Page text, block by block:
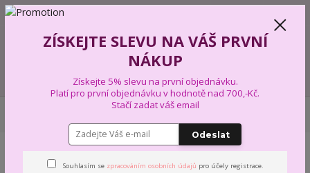
+420 739 574 103
0,00 Kč
VYŠÍVACÍ SADY LETISTITCH
Ducklings L9968
ZÍSKEJTE SLEVU NA VÁŠ PRVNÍ
NÁKUP
Získejte 5% slevu na první objednávku.
Platí pro první objednávku v hodnotě nad 700,-Kč.
Stačí zadat váš email
Odeslat
Souhlasím se zpracováním osobních údajů pro účely registrace.